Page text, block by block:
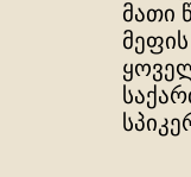
მათი